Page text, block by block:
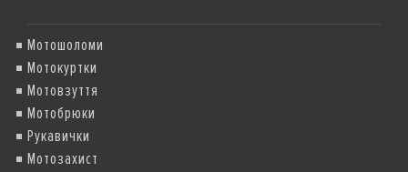
Мотошоломи
Мотокуртки
Мотовзуття
Мотобрюки
Рукавички
Мотозахист